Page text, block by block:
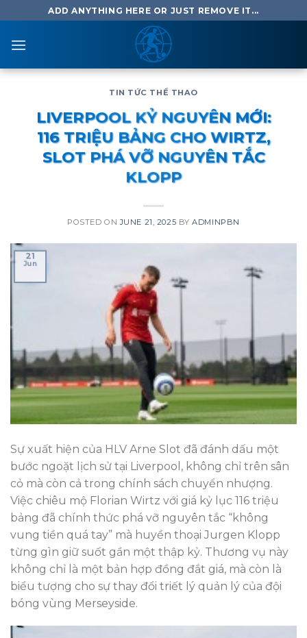
to
content
ADD ANYTHING HERE OR JUST REMOVE IT...
TIN TỨC THỂ THAO
LIVERPOOL KỶ NGUYÊN MỚI:
116 TRIỆU BẢNG CHO WIRTZ,
SLOT PHÁ VỠ NGUYÊN TẮC
KLOPP
POSTED ONJUNE 21, 2025 BYADMINPBN
21
Jun
Sự xuất hiện của HLV Arne Slot đã đánh dấu một
bước ngoặt lịch sử tại Liverpool, không chỉ trên sân
cỏ mà còn cả trong chính sách chuyển nhượng.
Việc chiêu mộ Florian Wirtz với giá kỷ lục 116 triệu
bảng đã chính thức phá vỡ nguyên tắc “không
vung tiền quá tay” mà huyền thoại Jurgen Klopp
từng gìn giữ suốt gần một thập kỷ. Thương vụ này
không chỉ là một bản hợp đồng đắt giá, mà còn là
biểu tượng cho sự thay đổi triết lý quản lý của đội
bóng vùng Merseyside.